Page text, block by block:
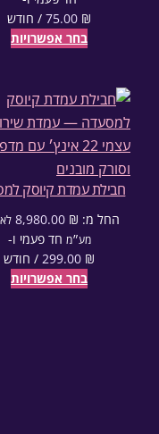
75.00 ₪
/ חודש
בחר אפשרויות
חבילת עמדת קיוסק
החל מ: 8,980.00 ₪
מע״מ חד פעמי⁦⁩ ו-
299.00 ₪
/ חודש
בחר אפשרויות